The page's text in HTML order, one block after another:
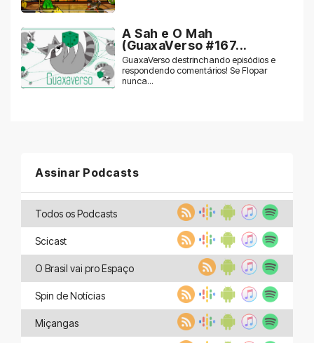
A Sah e O Mah
(GuaxaVerso #167...
GuaxaVerso destrinchando episódios e
respondendo comentários! Se Flopar
nunca...
Assinar Podcasts
Todos os Podcasts
Scicast
O Brasil vai pro Espaço
Spin de Notícias
Miçangas